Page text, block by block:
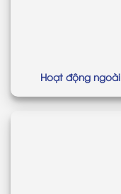
Hoạt động